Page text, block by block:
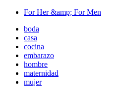
For Her &amp; For Men
boda
casa
cocina
embarazo
hombre
maternidad
mujer